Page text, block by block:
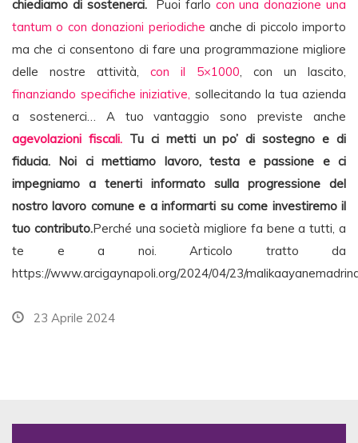
chiediamo di sostenerci.Puoi farlo con una donazione una
tantum o con donazioni periodiche anche di piccolo importo
ma che ci consentono di fare una programmazione migliore
delle nostre attività, con il 5×1000, con un lascito,
finanziando specifiche iniziative, sollecitando la tua azienda
a sostenerci… A tuo vantaggio sono previste anche
agevolazioni fiscali. Tu ci metti un po’ di sostegno e di
fiducia. Noi ci mettiamo lavoro, testa e passione e ci
impegniamo a tenerti informato sulla progressione del
nostro lavoro comune e a informarti su come investiremo il
tuo contributo.Perché una società migliore fa bene a tutti, a
te e a noi. Articolo tratto da
https://www.arcigaynapoli.org/2024/04/23/
23 Aprile 2024